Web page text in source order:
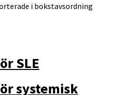
i bokstavsordning
SLE
systemisk